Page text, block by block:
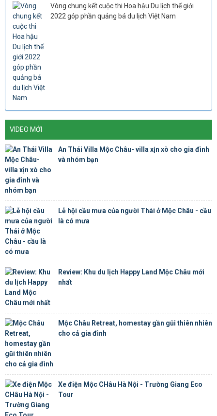
Vòng chung kết cuộc thi Hoa hậu Du lịch thế giới
2022 góp phần quảng bá du lịch Việt Nam
VIDEO MỚI
An Thái Villa Mộc Châu- villa xịn xò cho gia đình
và nhóm bạn
Lễ hội cầu mưa của người Thái ở Mộc Châu - cầu
là có mưa
Review: Khu du lịch Happy Land Mộc Châu mới
nhất
Mộc Châu Retreat, homestay gần gũi thiên nhiên
cho cả gia đình
Xe điện Mộc CHâu Hà Nội - Trường Giang Eco
Tour